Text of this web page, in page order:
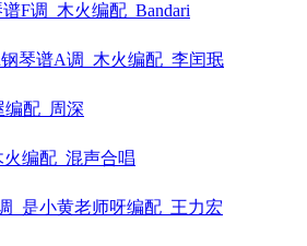
F调_木火编配_Bandari
钢琴谱A调_木火编配_李闰珉
配_周深
编配_混声合唱
_是小黄老师呀编配_王力宏